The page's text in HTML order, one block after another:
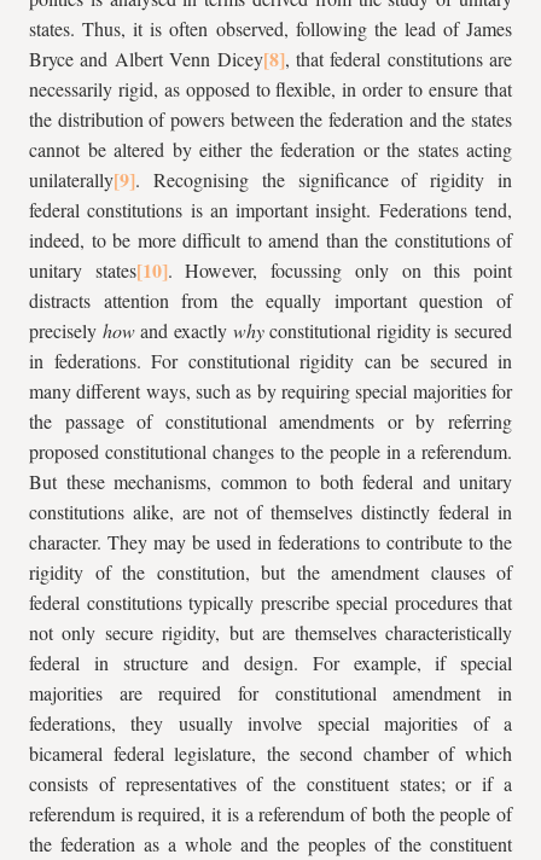
states. Thus, it is often observed, following the lead of James
Bryce and Albert Venn Dicey
, that federal constitutions are
necessarily rigid, as opposed to flexible, in order to ensure that
the distribution of powers between the federation and the states
cannot be altered by either the federation or the states acting
unilaterally
. Recognising the significance of rigidity in
federal constitutions is an important insight. Federations tend,
indeed, to be more difficult to amend than the constitutions of
unitary states
. However, focussing only on this point
distracts attention from the equally important question of
precisely howand exactly whyconstitutional rigidity is secured
in federations. For constitutional rigidity can be secured in
many different ways, such as by requiring special majorities for
the passage of constitutional amendments or by referring
proposed constitutional changes to the people in a referendum.
But these mechanisms, common to both federal and unitary
constitutions alike, are not of themselves distinctly federal in
character. They may be used in federations to contribute to the
rigidity of the constitution, but the amendment clauses of
federal constitutions typically prescribe special procedures that
not only secure rigidity, but are themselves characteristically
federal in structure and design. For example, if special
majorities are required for constitutional amendment in
federations, they usually involve special majorities of a
bicameral federal legislature, the second chamber of which
consists of representatives of the constituent states; or if a
referendum is required, it is a referendum of both the people of
the federation as a whole and the peoples of the constituent